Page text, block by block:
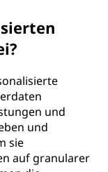
und
und
sie
auf granularer